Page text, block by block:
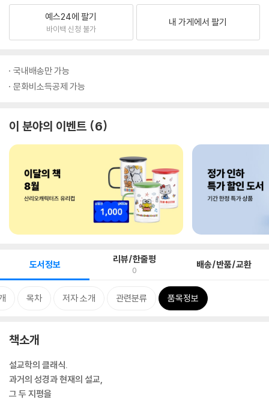
예스24에 팔기
바이백 신청 불가
내 가게에서 팔기
국내배송만 가능
문화비소득공제 가능
이 분야의 이벤트 6
도서정보 리뷰/한줄평
0 배송/반품/교환
목차 저자 소개 관련분류 품목정보
책소개
설교학의 클래식.
과거의 성경과 현재의 설교,
그 두 지평을